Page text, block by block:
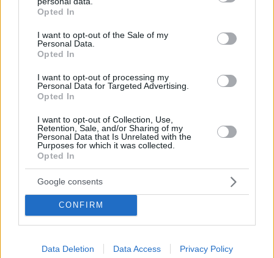
grant or deny consent to Google and its third-party tags to
use your data for below specified purposes in below Google
consent section.
Opted In
I want to opt-out of the Sale of my
Personal Data.
Opted In
I want to opt-out of processing my
Personal Data for Targeted Advertising.
Opted In
I want to opt-out of Collection, Use,
Retention, Sale, and/or Sharing of my
Personal Data that Is Unrelated with the
Purposes for which it was collected.
Opted In
Google consents
CONFIRM
Data Deletion Data Access Privacy Policy
Τη Υπερμάχω: Η νύχτα του Αυγούστου πριν από